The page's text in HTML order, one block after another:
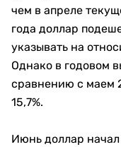
чем в апреле
года доллар
указывать на
Однако в годовом
сравнению с маем
15,7%.
Июнь доллар начал